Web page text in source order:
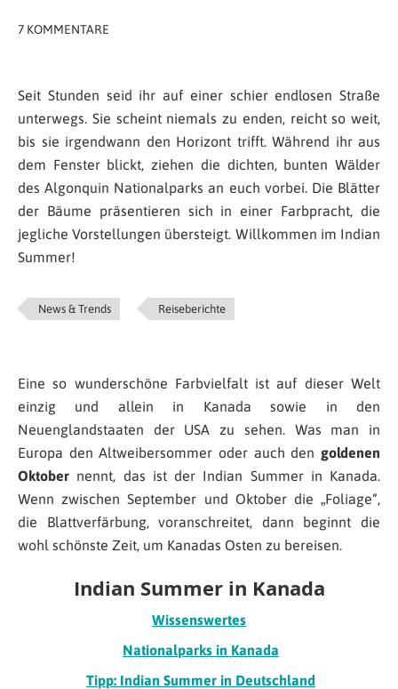
7 KOMMENTARE
Seit Stunden seid ihr auf einer schier endlosen Straße
unterwegs. Sie scheint niemals zu enden, reicht so weit,
bis sie irgendwann den Horizont trifft. Während ihr aus
dem Fenster blickt, ziehen die dichten, bunten Wälder
des Algonquin Nationalparks an euch vorbei. Die Blätter
der Bäume präsentieren sich in einer Farbpracht, die
jegliche Vorstellungen übersteigt. Willkommen im Indian
Summer!
News & Trends Reiseberichte
Eine so wunderschöne Farbvielfalt ist auf dieser Welt
einzig und allein in Kanada sowie in den
Neuenglandstaaten der USA zu sehen. Was man in
Europa den Altweibersommer oder auch den goldenen
Oktober nennt, das ist der Indian Summer in Kanada.
Wenn zwischen September und Oktober die „Foliage“,
die Blattverfärbung, voranschreitet, dann beginnt die
wohl schönste Zeit, um Kanadas Osten zu bereisen.
Indian Summer in Kanada
Wissenswertes
Nationalparks in Kanada
Tipp: Indian Summer in Deutschland